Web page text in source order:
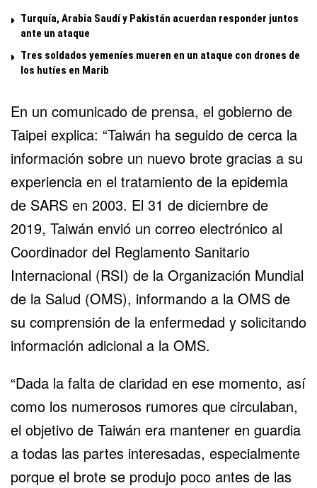
Turquía, Arabia Saudí y Pakistán acuerdan responder juntos
ante un ataque
Tres soldados yemeníes mueren en un ataque con drones de
los hutíes en Marib
En un comunicado de prensa, el gobierno de
Taipei explica: “Taiwán ha seguido de cerca la
información sobre un nuevo brote gracias a su
experiencia en el tratamiento de la epidemia
de SARS en 2003. El 31 de diciembre de
2019, Taiwán envió un correo electrónico al
Coordinador del Reglamento Sanitario
Internacional (RSI) de la Organización Mundial
de la Salud (OMS), informando a la OMS de
su comprensión de la enfermedad y solicitando
información adicional a la OMS.
“Dada la falta de claridad en ese momento, así
como los numerosos rumores que circulaban,
el objetivo de Taiwán era mantener en guardia
a todas las partes interesadas, especialmente
porque el brote se produjo poco antes de las